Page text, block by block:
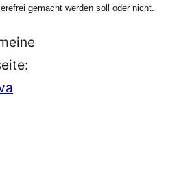
gemacht werden soll oder nicht.